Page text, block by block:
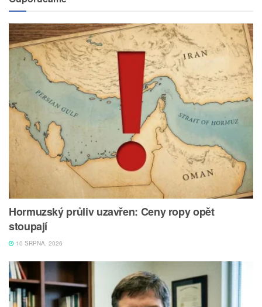
Hormuzský průliv uzavřen: Ceny ropy opět
stoupají
10 SRPNA, 2026